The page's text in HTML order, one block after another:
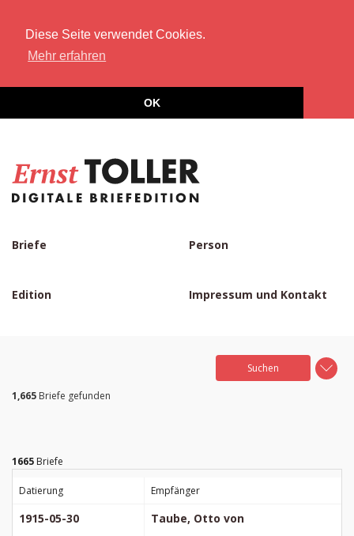
Diese Seite verwendet Cookies.
Mehr erfahren
OK
Briefe Person
Edition Impressum und Kontakt
1,665 Briefe gefunden
1665 Briefe
Datierung Empfänger
1915-05-30 Taube, Otto von